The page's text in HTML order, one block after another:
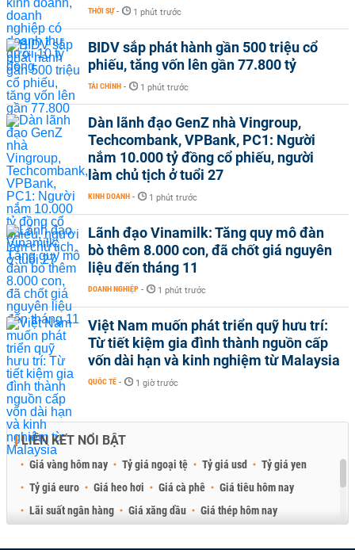
THỜI SỰ - 1 phút trước
BIDV sắp phát hành gần 500 triệu cổ
phiếu, tăng vốn lên gần 77.800 tỷ
TÀI CHÍNH - 1 phút trước
Dàn lãnh đạo GenZ nhà Vingroup,
Techcombank, VPBank, PC1: Người
nắm 10.000 tỷ đồng cổ phiếu, người
làm chủ tịch ở tuổi 27
KINH DOANH - 1 phút trước
Lãnh đạo Vinamilk: Tăng quy mô đàn
bò thêm 8.000 con, đã chốt giá nguyên
liệu đến tháng 11
DOANH NGHIỆP - 1 phút trước
Việt Nam muốn phát triển quỹ hưu trí:
Từ tiết kiệm gia đình thành nguồn cấp
vốn dài hạn và kinh nghiệm từ Malaysia
QUỐC TẾ - 1 giờ trước
LIÊN KẾT NỔI BẬT
Giá vàng hôm nay Tỷ giá ngoại tệ Tỷ giá usd
Tỷ giá yen
Tỷ giá euro
Giá heo hơi Giá cà phê
Giá tiêu hôm nay
Lãi suất ngân hàng
Giá xăng dầu
Giá thép hôm nay